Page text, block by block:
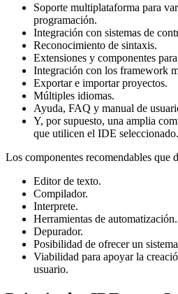
Soporte multiplataforma para
programación.
Integración con sistemas de
Reconocimiento de sintaxis.
Extensiones y componentes
Integración con los framework
Exportar e importar proyectos.
Múltiples idiomas.
Ayuda, FAQ y manual de
Y, por supuesto, una amplia
que utilicen el IDE seleccionado.
Los componentes recomendables que
Editor de texto.
Compilador.
Interprete.
Herramientas de automatización.
Depurador.
Posibilidad de ofrecer un
Viabilidad para apoyar la
usuario.